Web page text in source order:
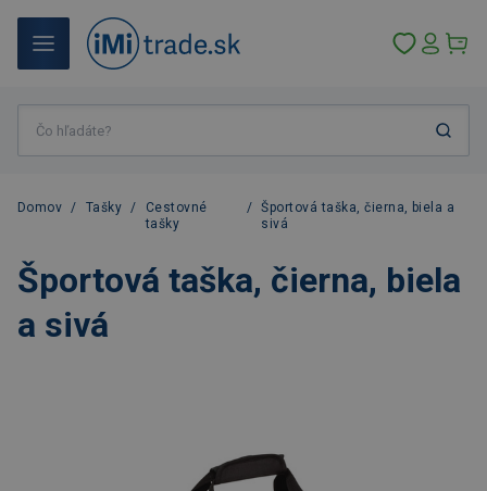
Domov / Tašky /
Cestovné
tašky
/
Športová taška, čierna, biela a
sivá
Športová taška, čierna, biela
a sivá